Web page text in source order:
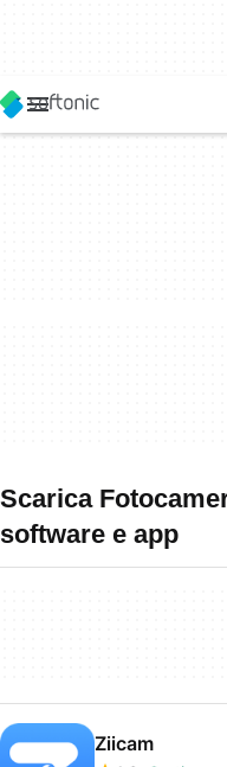
Scarica
software e app
Ziicam